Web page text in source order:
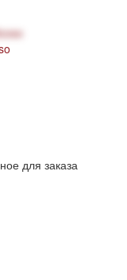
для заказа